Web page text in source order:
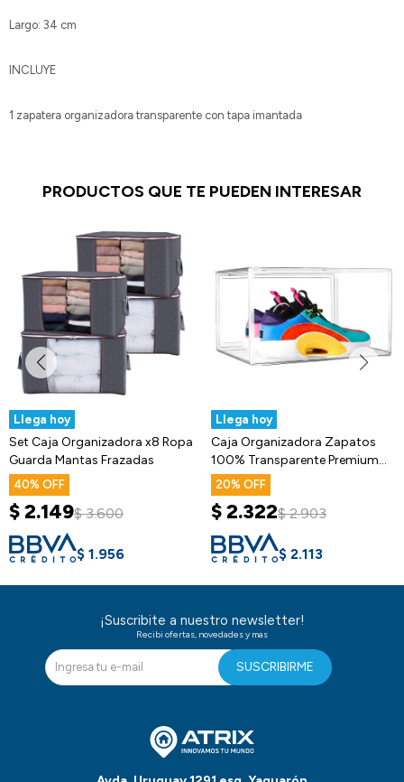
Largo: 34 cm
INCLUYE
1 zapatera organizadora transparente con tapa imantada
PRODUCTOS QUE TE PUEDEN INTERESAR
Llega hoy
Set Caja Organizadora x8 Ropa
Guarda Mantas Frazadas
40
$2.149$ 3.600
$ 1.956
Llega hoy
Caja Organizadora Zapatos
100% Transparente Premium
Pack X 6
20
$2.322$ 2.903
$ 2.113
¡Suscribite a nuestro newsletter!
Recibi ofertas, novedades y mas
SUSCRIBIRME